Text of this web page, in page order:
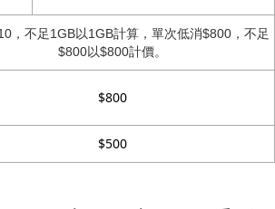
，不足1GB以1GB計算，單次低消$800，不足
$800以$800計價。
$800
$500